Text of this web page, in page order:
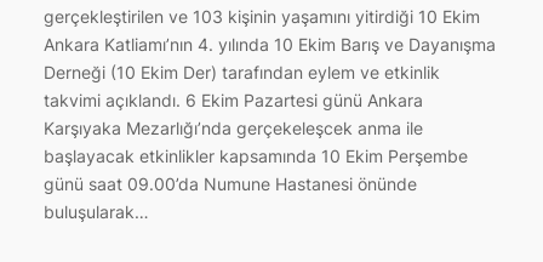
gerçekleştirilen ve 103 kişinin yaşamını yitirdiği 10 Ekim
Ankara Katliamı’nın 4. yılında 10 Ekim Barış ve Dayanışma
Derneği (10 Ekim Der) tarafından eylem ve etkinlik
takvimi açıklandı. 6 Ekim Pazartesi günü Ankara
Karşıyaka Mezarlığı’nda gerçekeleşcek anma ile
başlayacak etkinlikler kapsamında 10 Ekim Perşembe
günü saat 09.00’da Numune Hastanesi önünde
buluşularak…